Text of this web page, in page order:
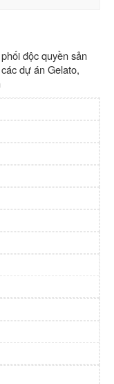
độc quyền sản
dự án Gelato,